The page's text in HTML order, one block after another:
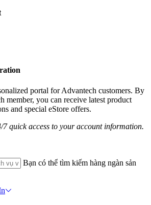
portal for Advantech customers. By
member, you can receive latest product
and special eStore offers.
7 quick access to your account information.
Bạn có thể tìm kiếm hàng ngàn sản